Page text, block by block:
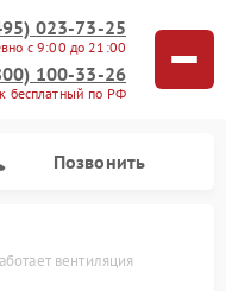
023-73-25
с 9:00 до 21:00
100-33-26
бесплатный по РФ
Позвонить
вентиляция